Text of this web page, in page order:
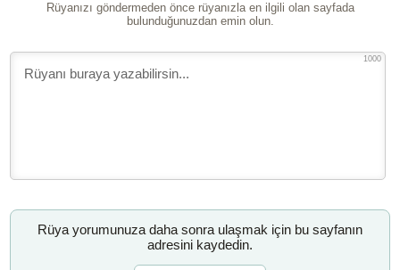
Rüyanızı göndermeden önce rüyanızla en ilgili olan sayfada
bulunduğunuzdan emin olun.
1000
Rüya yorumunuza daha sonra ulaşmak için bu sayfanın
adresini kaydedin.